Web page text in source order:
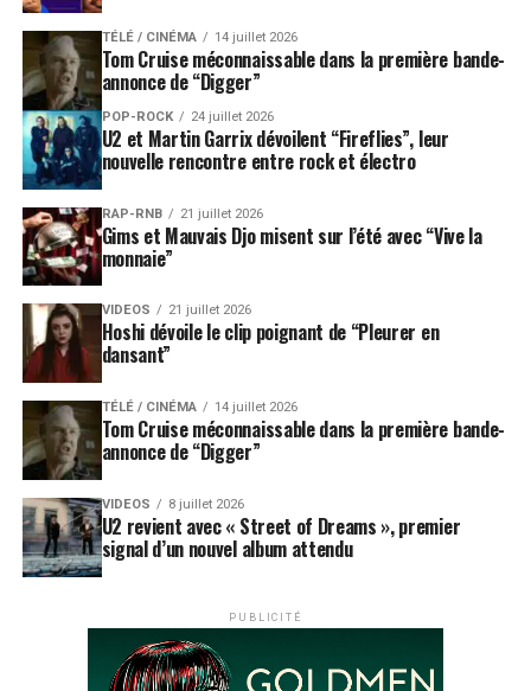
TÉLÉ / CINÉMA 14 juillet 2026
Tom Cruise méconnaissable dans la première bande-
annonce de “Digger”
POP-ROCK 24 juillet 2026
U2 et Martin Garrix dévoilent “Fireflies”, leur
nouvelle rencontre entre rock et électro
RAP-RNB 21 juillet 2026
Gims et Mauvais Djo misent sur l’été avec “Vive la
monnaie”
VIDEOS 21 juillet 2026
Hoshi dévoile le clip poignant de “Pleurer en
dansant”
TÉLÉ / CINÉMA 14 juillet 2026
Tom Cruise méconnaissable dans la première bande-
annonce de “Digger”
VIDEOS 8 juillet 2026
U2 revient avec « Street of Dreams », premier
signal d’un nouvel album attendu
PUBLICITÉ